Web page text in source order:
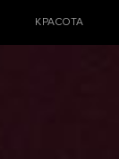
КРАСОТА